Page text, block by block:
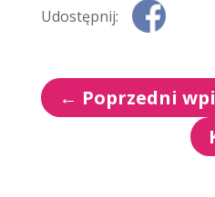
Udostępnij:
← Poprzedni